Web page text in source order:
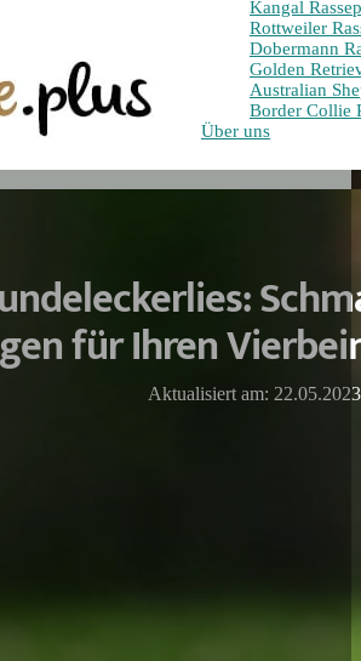
Kangal
Rottweiler
Dobermann
Golden
Australian
Border Collie
Über uns
für Ihren
Aktualisiert am: 22.05.2023